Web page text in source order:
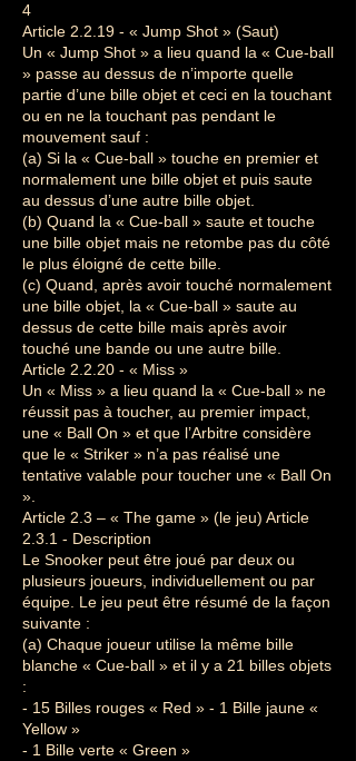
4
Article 2.2.19 - « Jump Shot » (Saut)
Un « Jump Shot » a lieu quand la « Cue-ball
» passe au dessus de n’importe quelle
partie d’une bille objet et ceci en la touchant
ou en ne la touchant pas pendant le
mouvement sauf :
(a) Si la « Cue-ball » touche en premier et
normalement une bille objet et puis saute
au dessus d’une autre bille objet.
(b) Quand la « Cue-ball » saute et touche
une bille objet mais ne retombe pas du côté
le plus éloigné de cette bille.
(c) Quand, après avoir touché normalement
une bille objet, la « Cue-ball » saute au
dessus de cette bille mais après avoir
touché une bande ou une autre bille.
Article 2.2.20 - « Miss »
Un « Miss » a lieu quand la « Cue-ball » ne
réussit pas à toucher, au premier impact,
une « Ball On » et que l’Arbitre considère
que le « Striker » n’a pas réalisé une
tentative valable pour toucher une « Ball On
».
Article 2.3 – « The game » (le jeu) Article
2.3.1 - Description
Le Snooker peut être joué par deux ou
plusieurs joueurs, individuellement ou par
équipe. Le jeu peut être résumé de la façon
suivante :
(a) Chaque joueur utilise la même bille
blanche « Cue-ball » et il y a 21 billes objets
:
- 15 Billes rouges « Red » - 1 Bille jaune «
Yellow »
- 1 Bille verte « Green »